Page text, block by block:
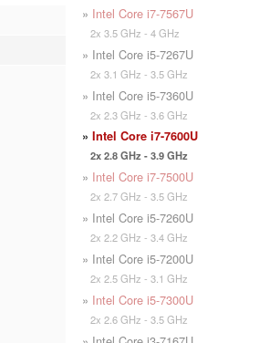
» Intel Core i7-7567U
2x 3.5 GHz - 4 GHz
» Intel Core i5-7267U
2x 3.1 GHz - 3.5 GHz
» Intel Core i5-7360U
2x 2.3 GHz - 3.6 GHz
» Intel Core i7-7600U
2x 2.8 GHz - 3.9 GHz
» Intel Core i7-7500U
2x 2.7 GHz - 3.5 GHz
» Intel Core i5-7260U
2x 2.2 GHz - 3.4 GHz
» Intel Core i5-7200U
2x 2.5 GHz - 3.1 GHz
» Intel Core i5-7300U
2x 2.6 GHz - 3.5 GHz